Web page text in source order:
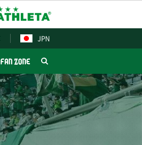
JPN
FAN ZONE